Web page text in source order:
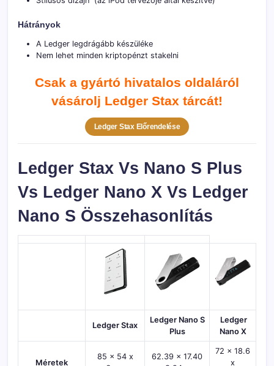
Hátrányok
A Ledger legdrágább készüléke
Nem lehet minden kriptopénzt stakelni
Csak a gyártó hivatalos oldaláról
vásárolj Ledger Stax tárcát!
Ledger Stax Előrendelése
Ledger Stax Vs Nano S Plus
Vs Ledger Nano X Vs Ledger
Nano S Összehasonlítás
Ledger Stax
Ledger Nano S
Plus
Ledger
Nano X
Méretek
85 x 54 x
62.39 x 17.40
72 x 18.6
x